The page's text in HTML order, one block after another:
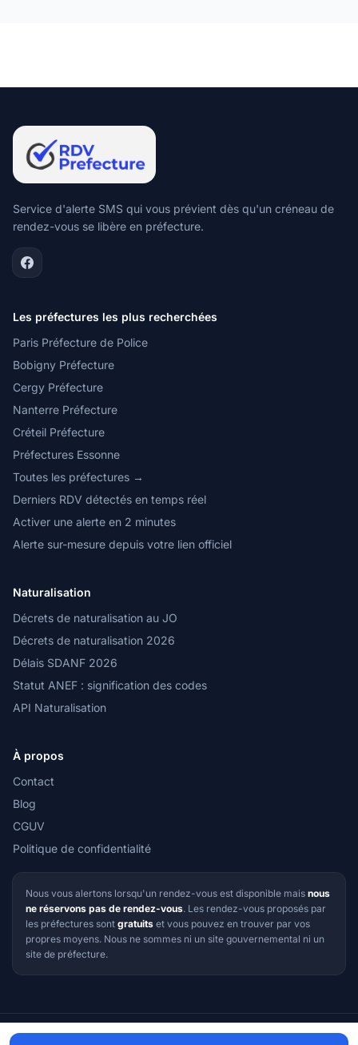
Service d'alerte SMS qui vous prévient dès qu'un créneau de
rendez-vous se libère en préfecture.
Les préfectures les plus recherchées
Paris Préfecture de Police
Bobigny Préfecture
Cergy Préfecture
Nanterre Préfecture
Créteil Préfecture
Préfectures Essonne
Toutes les préfectures →
Derniers RDV détectés en temps réel
Activer une alerte en 2 minutes
Alerte sur-mesure depuis votre lien officiel
Naturalisation
Décrets de naturalisation au JO
Décrets de naturalisation 2026
Délais SDANF 2026
Statut ANEF : signification des codes
API Naturalisation
À propos
Contact
Blog
CGUV
Politique de confidentialité
Nous vous alertons lorsqu'un rendez-vous est disponible mais nous
ne réservons pas de rendez-vous. Les rendez-vous proposés par
les préfectures sont gratuits et vous pouvez en trouver par vos
propres moyens. Nous ne sommes ni un site gouvernemental ni un
site de préfecture.
© 2026 RDV Préfecture — Tous droits réservés